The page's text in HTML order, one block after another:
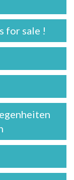
for sale !